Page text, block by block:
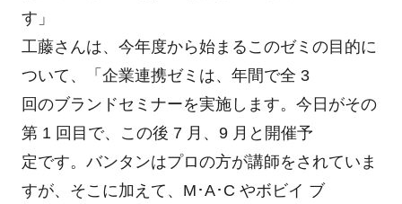
す」
工藤さんは、今年度から始まるこのゼミの目的に
ついて、「企業連携ゼミは、年間で全 3
回のブランドセミナーを実施します。今日がその
第 1 回目で、この後 7 月、9 月と開催予
定です。バンタンはプロの方が講師をされていま
すが、そこに加えて、M･A･C やボビイ ブ